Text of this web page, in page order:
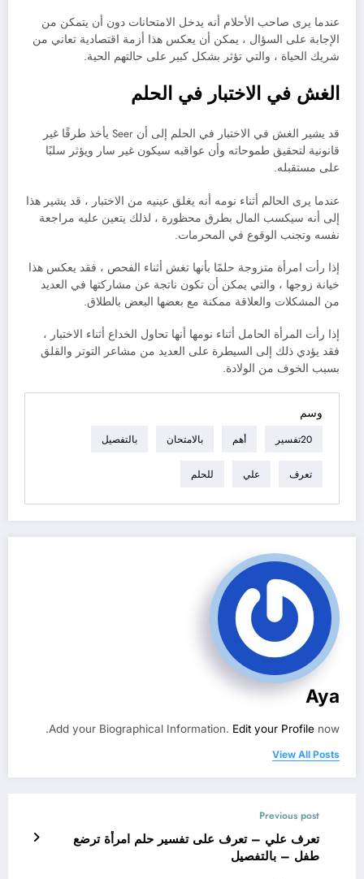
عندما يرى صاحب الأحلام أنه يدخل الامتحانات دون أن يتمكن من
الإجابة على السؤال ، يمكن أن يعكس هذا أزمة اقتصادية تعاني من
شريك الحياة ، والتي تؤثر بشكل كبير على حالتهم الحية.
الغش في الاختبار في الحلم
قد يشير الغش في الاختبار في الحلم إلى أن Seer يأخذ طرقًا غير
قانونية لتحقيق طموحاته وأن عواقبه سيكون غير سار ويؤثر سلبًا
على مستقبله.
عندما يرى الحالم أثناء نومه أنه يغلق عينيه من الاختبار ، قد يشير هذا
إلى أنه سيكسب المال بطرق محظورة ، لذلك يتعين عليه مراجعة
نفسه وتجنب الوقوع في المحرمات.
إذا رأت امرأة متزوجة حلمًا بأنها تغش أثناء الفحص ، فقد يعكس هذا
خيانة زوجها ، والتي يمكن أن تكون ناتجة عن مشاركتها في العديد
من المشكلات والعلاقة ممكنة مع بعضها البعض بالطلاق.
إذا رأت المرأة الحامل أثناء نومها أنها تحاول الخداع أثناء الاختبار ،
فقد يؤدي ذلك إلى السيطرة على العديد من مشاعر التوتر والقلق
بسبب الخوف من الولادة.
وسم
20تفسير أهم بالامتحان بالتفصيل
تعرف علي للحلم
Aya
Add your Biographical Information. Edit your Profile now.
View All Posts
Previous post
تعرف علي – تعرف على تفسير حلم امرأة ترضع
طفل – بالتفصيل